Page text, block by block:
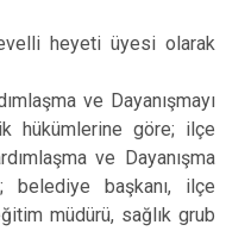
heyeti üyesi olarak
ve Dayanışmayı
hükümlerine göre; ilçe
ve Dayanışma
belediye başkanı, ilçe
müdürü, sağlık grub